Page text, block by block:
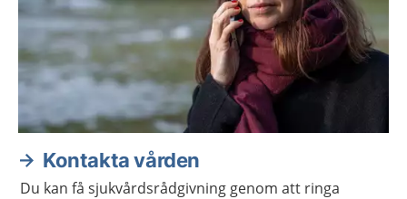
Kontakta vården
Du kan få sjukvårdsrådgivning genom att ringa